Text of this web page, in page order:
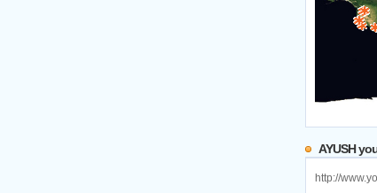
AYUSH
http://